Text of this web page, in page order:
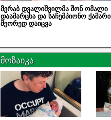
მერაბ დვალიშვილმა შონ ომალი
დაამარცხა და საჩემპიონო ქამარი
მეორედ დაიცვა
მოზაიკა